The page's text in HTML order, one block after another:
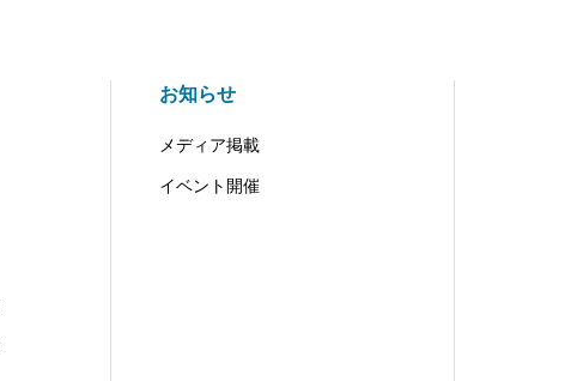
お知らせ
メディア掲載
イベント開催